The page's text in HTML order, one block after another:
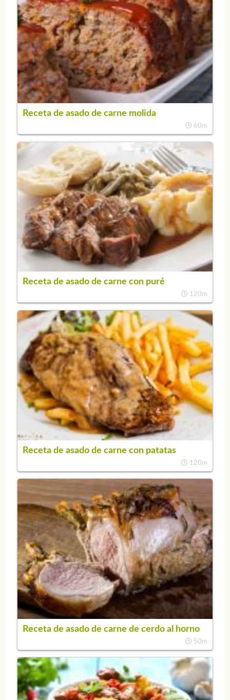
Receta de asado de carne molida
60m
Receta de asado de carne con puré
120m
Receta de asado de carne con patatas
120m
Receta de asado de carne de cerdo al horno
50m